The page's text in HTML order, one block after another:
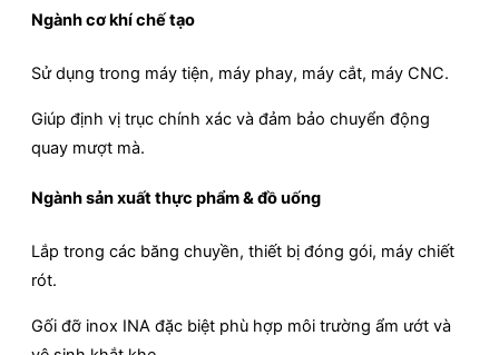
Ngành cơ khí chế tạo
Sử dụng trong máy tiện, máy phay, máy cắt, máy CNC.
Giúp định vị trục chính xác và đảm bảo chuyển động
quay mượt mà.
Ngành sản xuất thực phẩm & đồ uống
Lắp trong các băng chuyền, thiết bị đóng gói, máy chiết
rót.
Gối đỡ inox INA đặc biệt phù hợp môi trường ẩm ướt và